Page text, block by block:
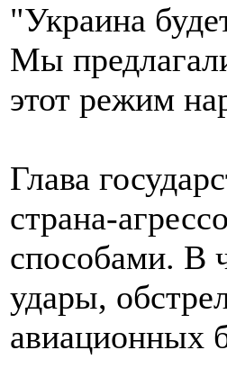
"Украина
Мы
этот режим
Глава
страна-
способами. В
удары,
авиационных